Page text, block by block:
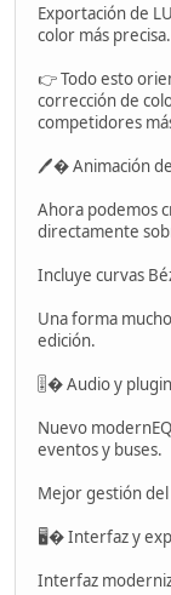
Exportación de
color más precisa.
👉 Todo esto
corrección de
competidores
🖊� Animación
Ahora podemos
directamente
Incluye curvas
Una forma
edición.
🎚� Audio y
Nuevo
eventos y buses.
Mejor gestión
🖥� Interfaz y
Interfaz